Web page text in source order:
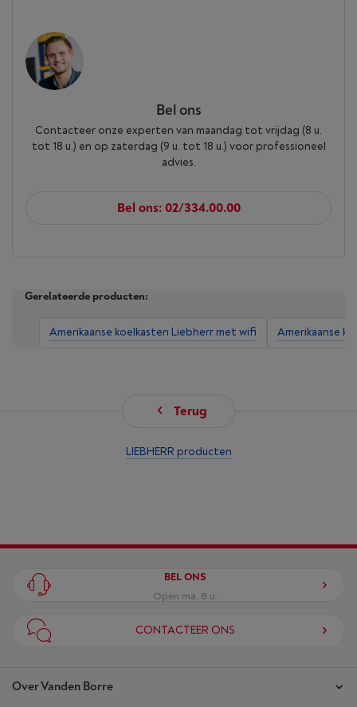
Bel ons
Contacteer onze experten van maandag tot vrijdag (8 u.
tot 18 u.) en op zaterdag (9 u. tot 18 u.) voor professioneel
advies.
Bel ons: 02/334.00.00
Gerelateerde producten:
Amerikaanse koelkasten Liebherr met wifi Amerikaanse
Terug
LIEBHERR producten
Over Vanden Borre
BEL ONS
Open ma. 8 u.
CONTACTEER ONS